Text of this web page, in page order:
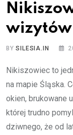
BYSILESIA.IN
Nikiszowiec to
na mapie Śląska.
okien, brukowane
której trudno
dziwnego, że od